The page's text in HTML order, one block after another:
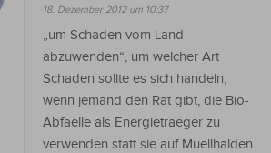
18. Dezember 2012 um 10:37
„um Schaden vom Land
abzuwenden“, um welcher Art
Schaden sollte es sich handeln,
wenn jemand den Rat gibt, die Bio-
Abfaelle als Energietraeger zu
verwenden statt sie auf Muellhalden